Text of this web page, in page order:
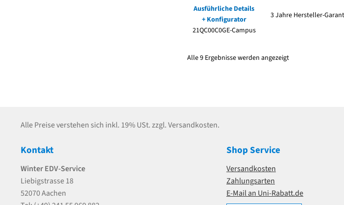
Ausführliche Details
+ Konfigurator
21QC00C0GE-Campus
3 Jahre Hersteller-
Alle 9 Ergebnisse werden angezeigt
Alle Preise verstehen sich inkl. 19% USt. zzgl. Versandkosten.
Kontakt
Winter EDV-Service
Liebigstrasse 18
52070 Aachen
Shop Service
Versandkosten
Zahlungsarten
E-Mail an Uni-Rabatt.de